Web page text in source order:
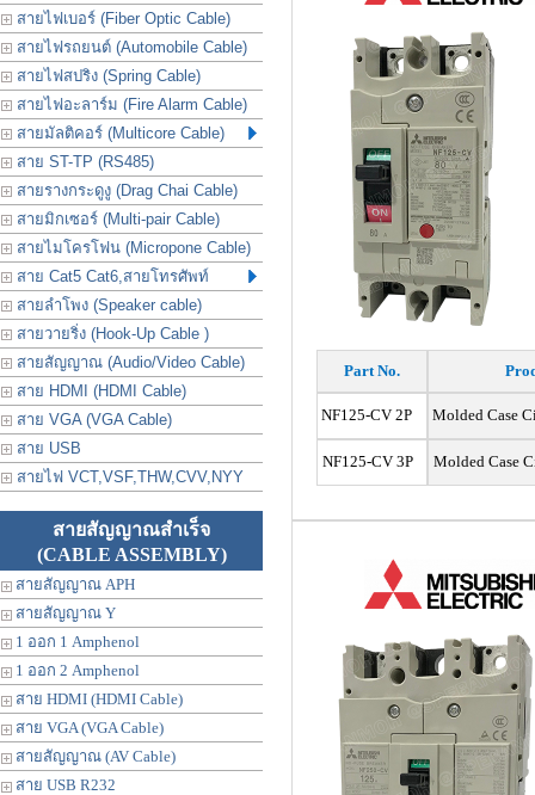
สายไฟเบอร์ (Fiber Optic Cable)
สายไฟรถยนต์ (Automobile Cable)
สายไฟสปริง (Spring Cable)
สายไฟอะลาร์ม (Fire Alarm Cable)
สายมัลติคอร์ (Multicore Cable)
สาย ST-TP (RS485)
สายรางกระดูงู (Drag Chai Cable)
สายมิกเซอร์ (Multi-pair Cable)
สายไมโครโฟน (Micropone Cable)
สาย Cat5 Cat6,สายโทรศัพท์
สายลำโพง (Speaker cable)
สายวายริ่ง (Hook-Up Cable )
สายสัญญาณ (Audio/Video Cable)
สาย HDMI (HDMI Cable)
สาย VGA (VGA Cable)
สาย USB
สายไฟ VCT,VSF,THW,CVV,NYY
สายสัญญาณสำเร็จ
(CABLE ASSEMBLY)
สายสัญญาณ APH
สายสัญญาณ Y
1 ออก 1 Amphenol
1 ออก 2 Amphenol
สาย HDMI (HDMI Cable)
สาย VGA (VGA Cable)
สายสัญญาณ (AV Cable)
สาย USB R232
Part No.
NF125-CV 2P Molded Case
NF125-CV 3P Molded Case